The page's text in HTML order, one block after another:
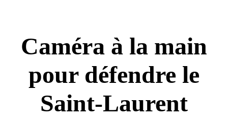
Caméra à la main
pour défendre le
Saint-Laurent